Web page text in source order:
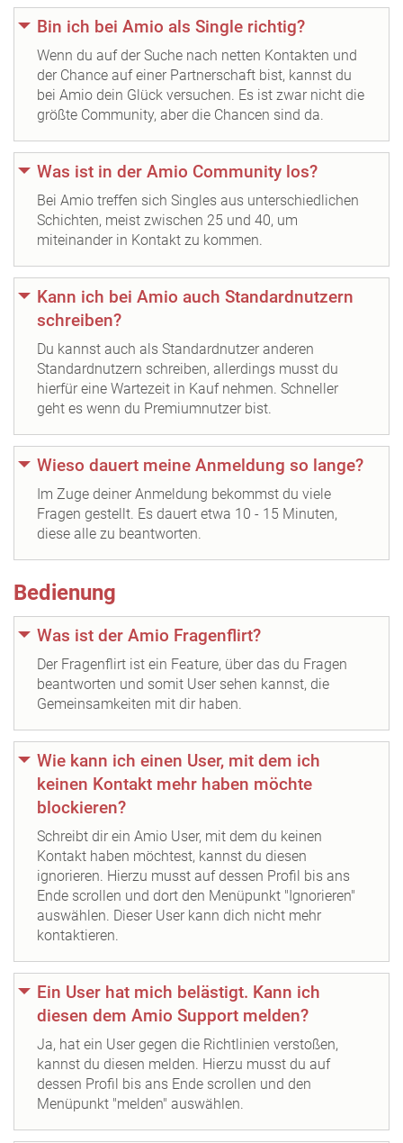
Bin ich bei Amio als Single richtig?
Wenn du auf der Suche nach netten Kontakten und
der Chance auf einer Partnerschaft bist, kannst du
bei Amio dein Glück versuchen. Es ist zwar nicht die
größte Community, aber die Chancen sind da.
Was ist in der Amio Community los?
Bei Amio treffen sich Singles aus unterschiedlichen
Schichten, meist zwischen 25 und 40, um
miteinander in Kontakt zu kommen.
Kann ich bei Amio auch Standardnutzern
schreiben?
Du kannst auch als Standardnutzer anderen
Standardnutzern schreiben, allerdings musst du
hierfür eine Wartezeit in Kauf nehmen. Schneller
geht es wenn du Premiumnutzer bist.
Wieso dauert meine Anmeldung so lange?
Im Zuge deiner Anmeldung bekommst du viele
Fragen gestellt. Es dauert etwa 10 - 15 Minuten,
diese alle zu beantworten.
Bedienung
Was ist der Amio Fragenflirt?
Der Fragenflirt ist ein Feature, über das du Fragen
beantworten und somit User sehen kannst, die
Gemeinsamkeiten mit dir haben.
Wie kann ich einen User, mit dem ich
keinen Kontakt mehr haben möchte
blockieren?
Schreibt dir ein Amio User, mit dem du keinen
Kontakt haben möchtest, kannst du diesen
ignorieren. Hierzu musst auf dessen Profil bis ans
Ende scrollen und dort den Menüpunkt "Ignorieren"
auswählen. Dieser User kann dich nicht mehr
kontaktieren.
Ein User hat mich belästigt. Kann ich
diesen dem Amio Support melden?
Ja, hat ein User gegen die Richtlinien verstoßen,
kannst du diesen melden. Hierzu musst du auf
dessen Profil bis ans Ende scrollen und den
Menüpunkt "melden" auswählen.